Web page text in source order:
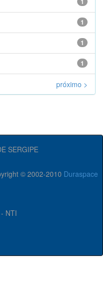
1
1
1
próximo >
SERGIPE
© 2002-2010 Duraspace
NTI